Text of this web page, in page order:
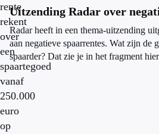
rente
rekent
over
een
spaartegoed
vanaf
250.000
euro
op
Uitzending Radar over
Radar heeft in een thema-uitzending
aan negatieve spaarrentes. Wat zijn de
spaarder? Dat zie je in het fragment